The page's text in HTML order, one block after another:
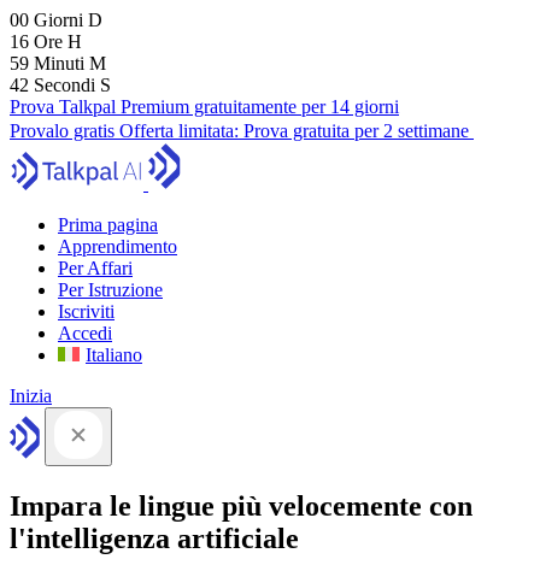
00 Giorni D
16 Ore H
59 Minuti M
41 Secondi S
Prova Talkpal Premium gratuitamente per 14 giorni
Provalo gratis Offerta limitata: Prova gratuita per 2 settimane
Prima pagina
Apprendimento
Per Affari
Per Istruzione
Iscriviti
Accedi
Italiano
Inizia
Impara le lingue più velocemente con
l'intelligenza artificiale